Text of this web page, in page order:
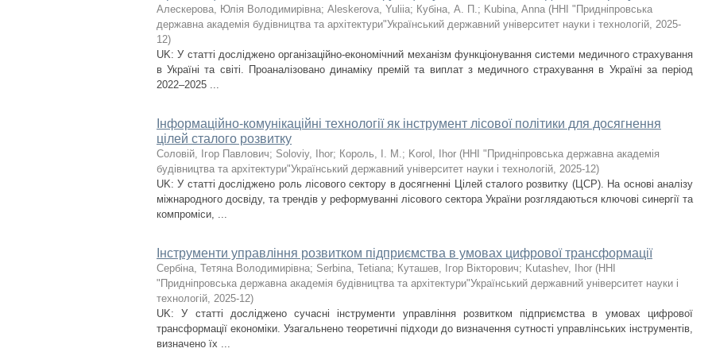
Алескерова, Юлія Володимирівна; Aleskerova, Yuliia; Кубіна, А. П.; Kubina, Anna (ННІ "Придніпровська
державна академія будівництва та архітектури"Український державний університет науки і технологій, 2025-
12)
UK: У статті досліджено організаційно-економічний механізм функціонування системи медичного страхування
в Україні та світі. Проаналізовано динаміку премій та виплат з медичного страхування в Україні за період
2022–2025 ...
Інформаційно-комунікаційні технології як інструмент лісової політики для досягнення
цілей сталого розвитку
Соловій, Ігор Павлович; Soloviy, Ihor; Король, І. М.; Korol, Ihor (ННІ "Придніпровська державна академія
будівництва та архітектури"Український державний університет науки і технологій, 2025-12)
UK: У статті досліджено роль лісового сектору в досягненні Цілей сталого розвитку (ЦСР). На основі аналізу
міжнародного досвіду, та трендів у реформуванні лісового сектора України розглядаються ключові синергії та
компроміси, ...
Інструменти управління розвитком підприємства в умовах цифрової трансформації
Сербіна, Тетяна Володимирівна; Serbina, Tetiana; Куташев, Ігор Вікторович; Kutashev, Ihor (ННІ
"Придніпровська державна академія будівництва та архітектури"Український державний університет науки і
технологій, 2025-12)
UK: У статті досліджено сучасні інструменти управління розвитком підприємства в умовах цифрової
трансформації економіки. Узагальнено теоретичні підходи до визначення сутності управлінських інструментів,
визначено їх ...